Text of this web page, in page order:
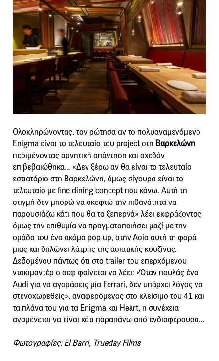
Ολοκληρώνοντας, τον ρώτησα αν το πολυαναμενόμενο
Enigma είναι το τελευταίο του project στη Βαρκελώνη
περιμένοντας αρνητική απάντηση και σχεδόν
επιβεβαιώθηκα… «Δεν ξέρω αν θα είναι το τελευταίο
εστιατόριο στη Βαρκελώνη, όμως σίγουρα είναι το
τελευταίο με fine dining concept που κάνω. Αυτή τη
στιγμή δεν μπορώ να σκεφτώ την πιθανότητα να
παρουσιάζω κάτι που θα το ξεπερνά» λέει εκφράζοντας
όμως την επιθυμία να πραγματοποιήσει μαζί με την
ομάδα του ένα ακόμα pop up, στην Ασία αυτή τη φορά
μιας και δηλώνει λάτρης της ασιατικής κουζίνας.
Δεδομένου πάντως ότι στο trailer του επερχόμενου
ντοκιμαντέρ ο σεφ φαίνεται να λέει: «Όταν πουλάς ένα
Audi για να αγοράσεις μία Ferrari, δεν υπάρχει λόγος να
στενοχωρεθείς», αναφερόμενος στο κλείσιμο του 41 και
τα πλάνα του για τα Enigma και Heart, η συνέχεια
αναμένεται να είναι κάτι παραπάνω από ενδιαφέρουσα…
Φωτογραφίες: El Barri, Trueday Films